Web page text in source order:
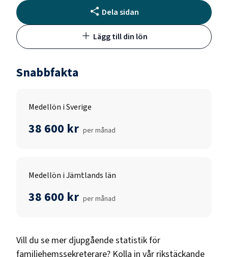
Dela sidan
Lägg till din lön
Snabbfakta
Medellön i Sverige
38 600 kr per månad
Medellön i Jämtlands län
38 600 kr per månad
Vill du se mer djupgående statistik för
familjehemssekreterare? Kolla in vår rikstäckande